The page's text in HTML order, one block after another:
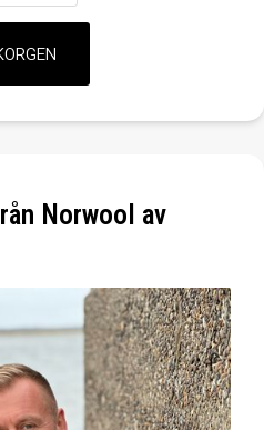
Norwool av